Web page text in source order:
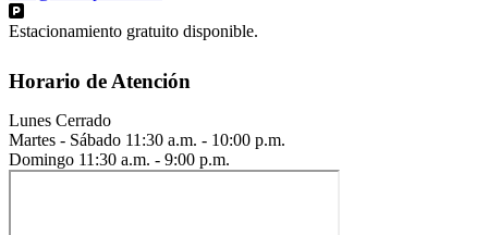
Estacionamiento gratuito disponible.
Horario de Atención
Lunes Cerrado
Martes - Sábado 11:30 a.m. - 10:00 p.m.
Domingo 11:30 a.m. - 9:00 p.m.